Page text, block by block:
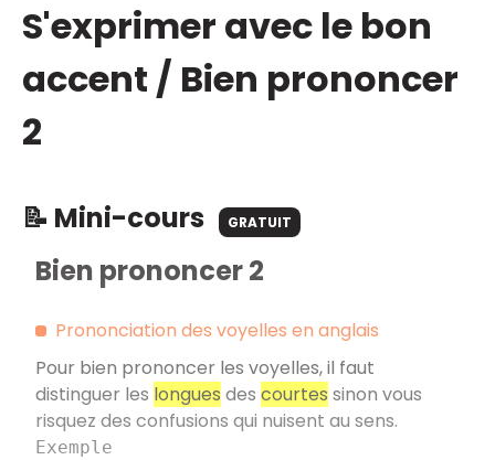
S'exprimer avec le bon
accent / Bien prononcer
2
📝 Mini-cours GRATUIT
Bien prononcer 2
Prononciation des voyelles en anglais
Pour bien prononcer les voyelles, il faut
distinguer les longues des courtes sinon vous
risquez des confusions qui nuisent au sens.
Exemple